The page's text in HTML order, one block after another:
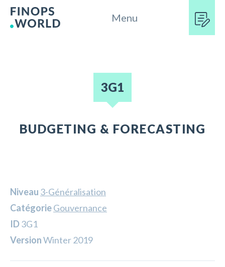
Menu
3G1
BUDGETING & FORECASTING
Niveau 3-Généralisation
CatégorieGouvernance
ID3G1
VersionWinter 2019